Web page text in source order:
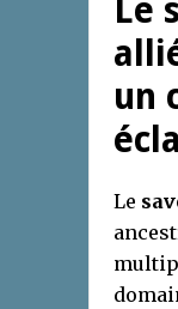
Le
un
Le